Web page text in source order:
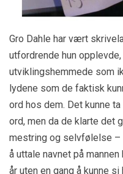
Gro Dahle har vært
utfordrende hun
utviklingshemmede som
lydene som de faktisk
ord hos dem. Det kunne
ord, men da de klarte det
mestring og selvfølelse –
å uttale navnet på
år uten en gang å kunne si